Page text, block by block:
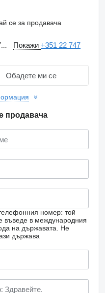
се за продавача
Покажи+351 22 747
Обадете ми се
продавача
номер: той
въведе в международния
на държавата.
Не
държава